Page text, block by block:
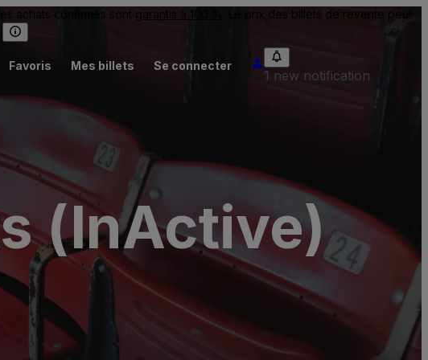
achats confirmés sont garantis à 100 %
. Le prix des billets de revente peut
Favoris Mes billets Se connecter
1 new notification
(InActive)